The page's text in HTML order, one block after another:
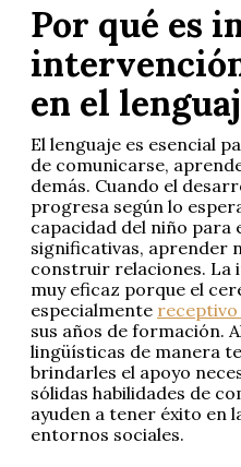
Por qué es
en el
El lenguaje es esencial
de comunicarse,
demás. Cuando el
progresa según lo
capacidad del niño para
significativas, aprender
construir relaciones. La
muy eficaz porque el
especialmente
sus años de formación.
lingüísticas de manera
brindarles el apoyo
sólidas habilidades de
ayuden a tener éxito en
entornos sociales.